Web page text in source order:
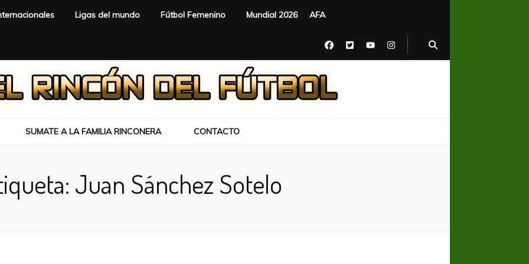
Ligas del mundo Fútbol Femenino Mundial 2026 AFA
SUMATE A LA FAMILIA RINCONERA CONTACTO
Juan Sánchez Sotelo